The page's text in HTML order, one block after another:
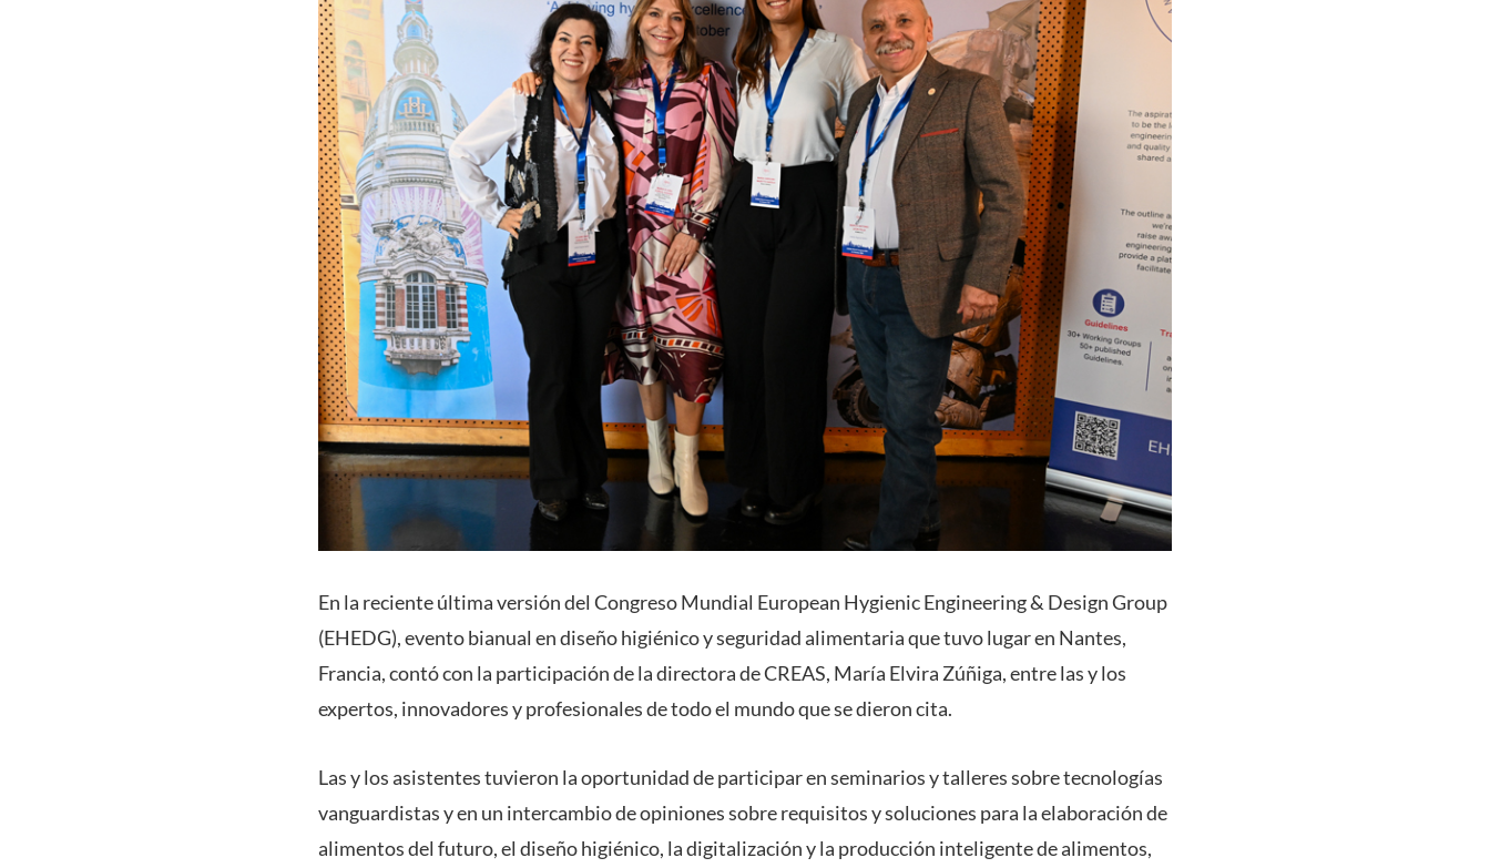
En la reciente última versión del Congreso Mundial European Hygienic Engineering & Design Group
(EHEDG), evento bianual en diseño higiénico y seguridad alimentaria que tuvo lugar en Nantes,
Francia, contó con la participación de la directora de CREAS, María Elvira Zúñiga, entre las y los
expertos, innovadores y profesionales de todo el mundo que se dieron cita.
Las y los asistentes tuvieron la oportunidad de participar en seminarios y talleres sobre tecnologías
vanguardistas y en un intercambio de opiniones sobre requisitos y soluciones para la elaboración de
alimentos del futuro, el diseño higiénico, la digitalización y la producción inteligente de alimentos,